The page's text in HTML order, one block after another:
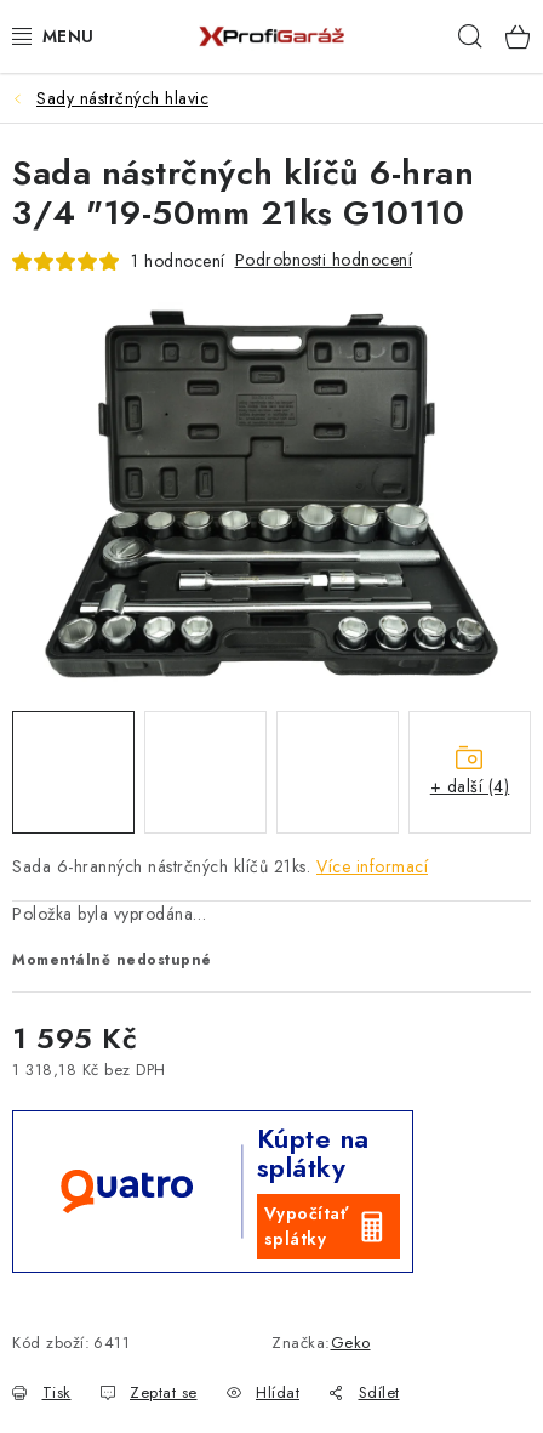
na
REALIZACE & ŘEŠENÍ
AKCE A NOVINKY
VYBAVENÍ PNEUSERVISU
VYBAVENÍ DÍLNY
ČIŠTĚNÍ A MYTÍ
PROFI PORADNA
AUTODOPLŇKY
KRYCÍ PLACHTY - CELTY
Cookies
Ochrana osobních údajú
Jak funguje Zásilkovna?
LICENCE K FOTOGRAFIÍM
Doplňkové služby Profigaráž.cz
Newslleter z Profigaraz.cz
Sady nástrčných hlavic
Sada 6-hranných nástrčných klíčů 21ks. Více informací
Položka byla vyprodána…
Momentálně nedostupné
1 595 Kč
1 318,18 Kč bez DPH
Kúpte na
splátky
Vypočítať
splátky
Kód zboží: 6411 Značka:Geko
Tisk Zeptat se Hlídat Sdílet
Sada nástrčných klíčů 6-hran
3/4 "19-50mm 21ks G10110
1 hodnocení Podrobnosti hodnocení
+ další (4)